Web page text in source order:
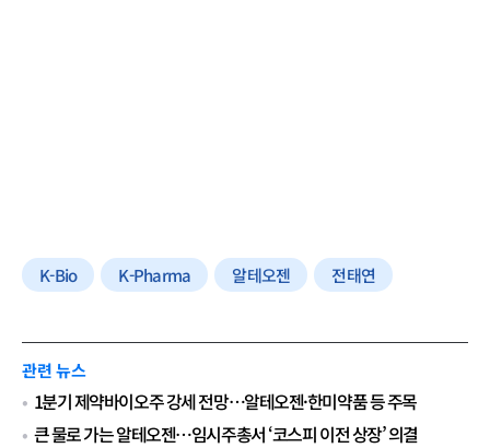
K-Bio K-Pharma 알테오젠 전태연
관련 뉴스
1분기 제약바이오주 강세 전망…알테오젠·한미약품 등 주목
큰 물로 가는 알테오젠…임시주총서 ‘코스피 이전 상장’ 의결